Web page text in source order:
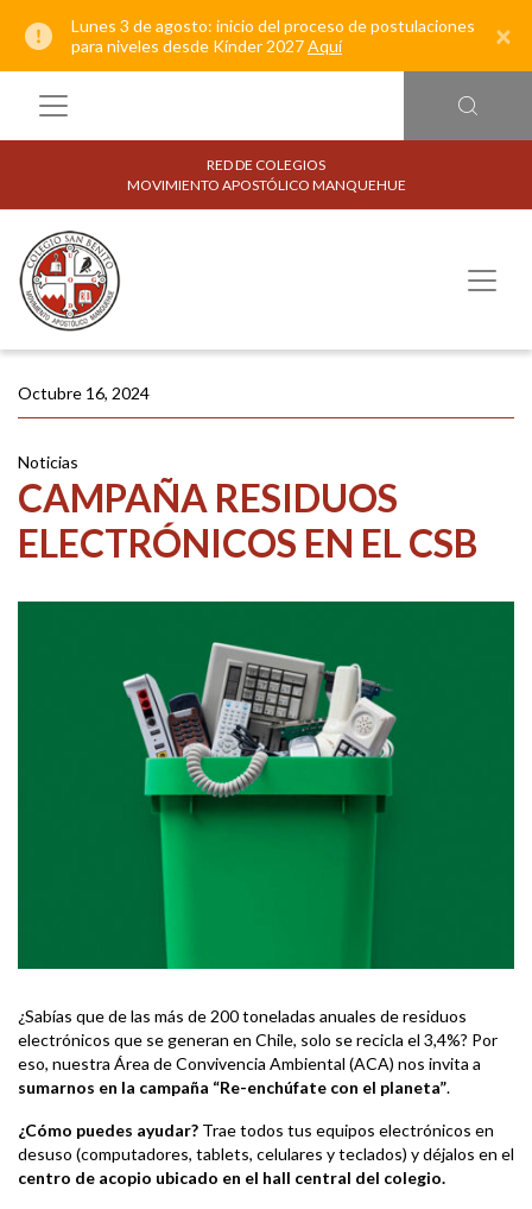
Lunes 3 de agosto: inicio del proceso de postulaciones
para niveles desde Kínder 2027Aquí ×
RED DE COLEGIOS
MOVIMIENTO APOSTÓLICO MANQUEHUE
Octubre 16, 2024
Noticias
CAMPAÑA RESIDUOS
ELECTRÓNICOS EN EL CSB
¿Sabías que de las más de 200 toneladas anuales de residuos
electrónicos que se generan en Chile, solo se recicla el 3,4%? Por
eso, nuestra Área de Convivencia Ambiental (ACA) nos invita a
sumarnos en la campaña “Re-enchúfate con el planeta”.
¿Cómo puedes ayudar? Trae todos tus equipos electrónicos en
desuso (computadores, tablets, celulares y teclados) y déjalos en el
centro de acopio ubicado en el hall central del colegio.